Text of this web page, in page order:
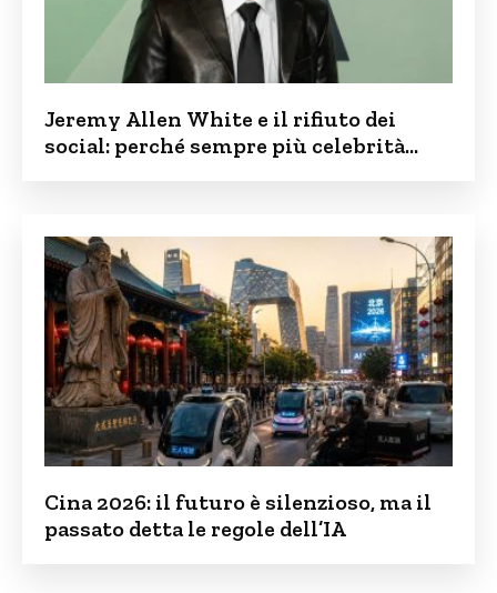
Jeremy Allen White e il rifiuto dei
social: perché sempre più celebrità
Cina 2026: il futuro è silenzioso, ma il
passato detta le regole dell’IA